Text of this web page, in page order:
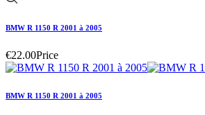
BMW R 1150 R 2001 à 2005
€22.00Price
BMW R 1150 R 2001 à 2005